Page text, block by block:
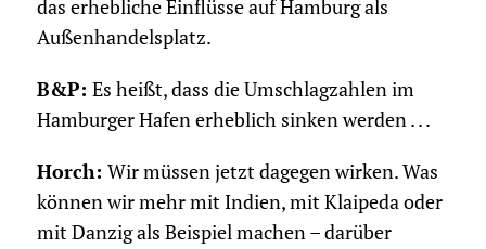
das erhebliche Einflüsse auf Hamburg als
Außenhandelsplatz.
B&P: Es heißt, dass die Umschlagzahlen im
Hamburger Hafen erheblich sinken werden . . .
Horch: Wir müssen jetzt dagegen wirken. Was
können wir mehr mit Indien, mit Klaipeda oder
mit Danzig als Beispiel machen – darüber